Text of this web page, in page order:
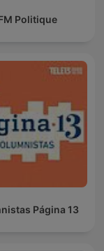
Politique
Página 13